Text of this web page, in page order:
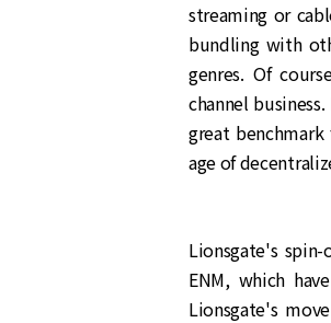
streaming or
bundling with
genres. Of
channel
great
age of
Lionsgate's
ENM, which
Lionsgate's